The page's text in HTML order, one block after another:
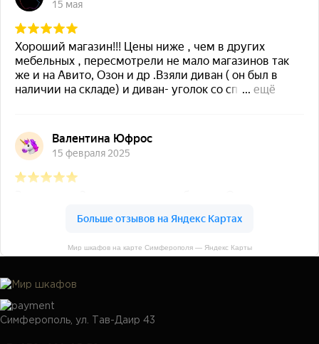
Мир шкафов на карте Симферополя — Яндекс Карты
Симферополь, ул. Тав-Даир 43